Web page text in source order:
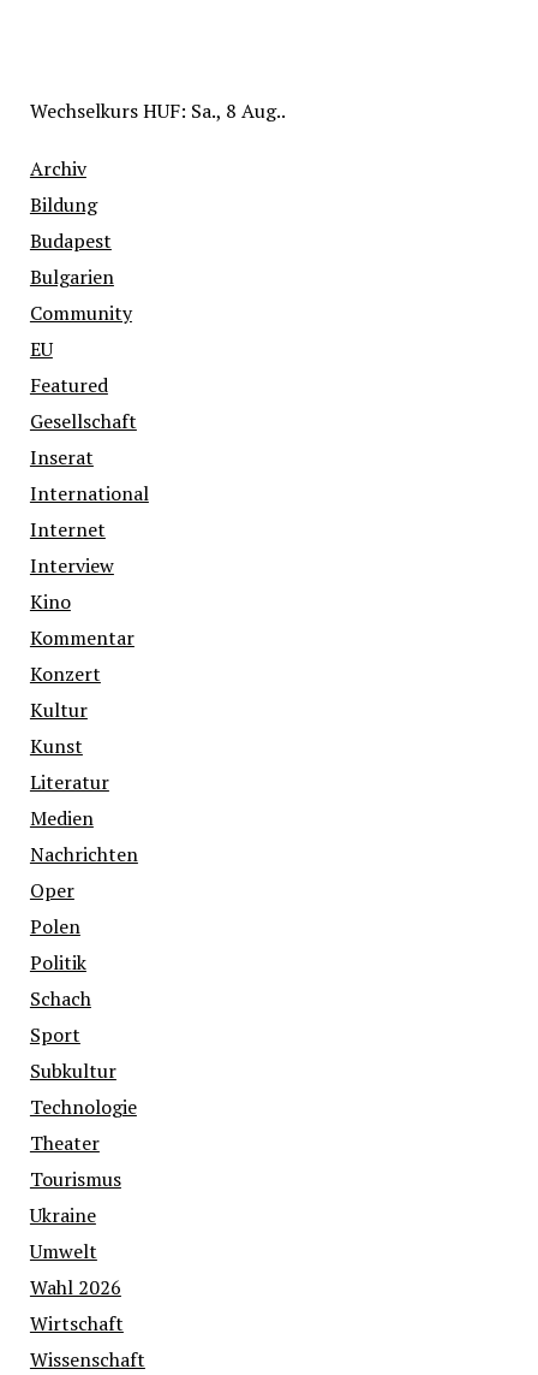
WechselkursHUF: Sa., 8 Aug..
Archiv
Bildung
Budapest
Bulgarien
Community
EU
Featured
Gesellschaft
Inserat
International
Internet
Interview
Kino
Kommentar
Konzert
Kultur
Kunst
Literatur
Medien
Nachrichten
Oper
Polen
Politik
Schach
Sport
Subkultur
Technologie
Theater
Tourismus
Ukraine
Umwelt
Wahl 2026
Wirtschaft
Wissenschaft